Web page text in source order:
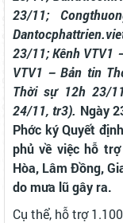
23/11;
23/11; Kênh VTV1
VTV1 – Bản tin
Thời sự 12h 23/
24/11, tr3). Ngày
Phớc ký Quyết
phủ về việc hỗ
Hòa, Lâm Đồng,
do mưa lũ gây ra.
Cụ thể, hỗ trợ